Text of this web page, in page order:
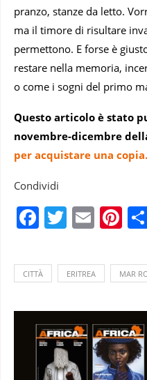
pranzo, stanze da letto.
ma il timore di risultare
permettono. E forse è
restare nella memoria,
o come i sogni del primo
Questo articolo è stato
novembre-dicembre
per acquistare una copia.
Condividi
Facebook
Twitter
CITTÀ ERITREA MAR